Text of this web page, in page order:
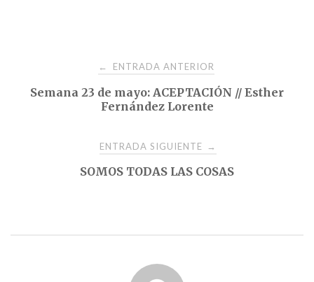
Navegación
de
← ENTRADA ANTERIOR
Semana 23 de mayo: ACEPTACIÓN // Esther
Fernández Lorente
ENTRADA SIGUIENTE →
SOMOS TODAS LAS COSAS